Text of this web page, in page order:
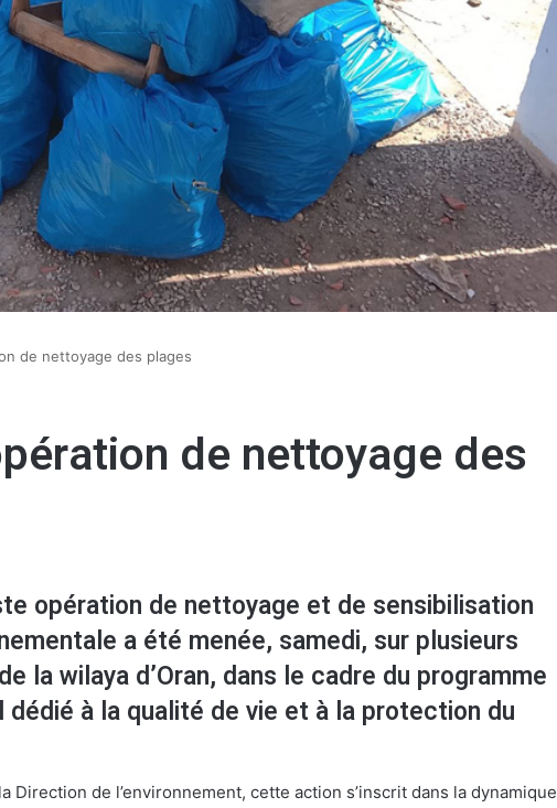
de nettoyage des plages
de nettoyage des
opération de nettoyage et de sensibilisation
a été menée, samedi, sur plusieurs
la wilaya d’Oran, dans le cadre du programme
dédié à la qualité de vie et à la protection du
Direction de l’environnement, cette action s’inscrit dans la dynamique